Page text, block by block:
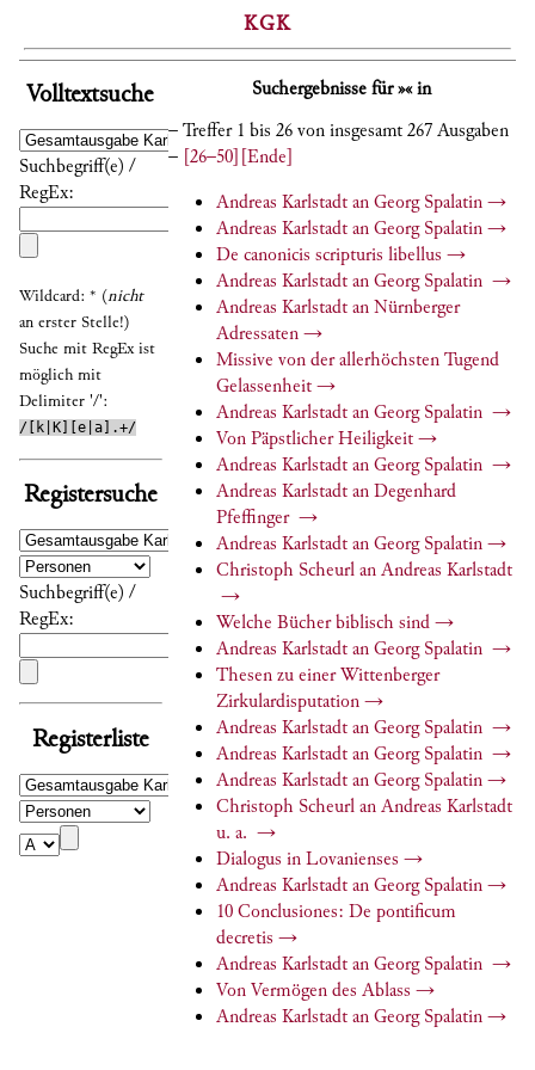
KGK
Volltextsuche
Suchbegriff(e) /
RegEx:
Wildcard: * (nicht
an erster Stelle!)
Suche mit RegEx ist
möglich mit
Delimiter '/':
/[k|K][e|a].+/
Registersuche
Suchbegriff(e) /
RegEx:
Registerliste
Suchergebnisse für »« in
– Treffer 1 bis 26 von insgesamt 267 Ausgaben
– [26–50][Ende]
Andreas Karlstadt an Georg Spalatin→
Andreas Karlstadt an Georg Spalatin→
De canonicis scripturis libellus →
Andreas Karlstadt an Georg Spalatin →
Andreas Karlstadt an Nürnberger
Adressaten→
Missive von der allerhöchsten Tugend
Gelassenheit→
Andreas Karlstadt an Georg Spalatin →
Von Päpstlicher Heiligkeit→
Andreas Karlstadt an Georg Spalatin →
Andreas Karlstadt an Degenhard
Pfeffinger →
Andreas Karlstadt an Georg Spalatin→
Christoph Scheurl an Andreas Karlstadt
→
Welche Bücher biblisch sind→
Andreas Karlstadt an Georg Spalatin →
Thesen zu einer Wittenberger
Zirkulardisputation→
Andreas Karlstadt an Georg Spalatin →
Andreas Karlstadt an Georg Spalatin →
Andreas Karlstadt an Georg Spalatin→
Christoph Scheurl an Andreas Karlstadt
u. a. →
Dialogus in Lovanienses →
Andreas Karlstadt an Georg Spalatin→
10 Conclusiones: De pontificum
decretis →
Andreas Karlstadt an Georg Spalatin →
Von Vermögen des Ablass →
Andreas Karlstadt an Georg Spalatin→